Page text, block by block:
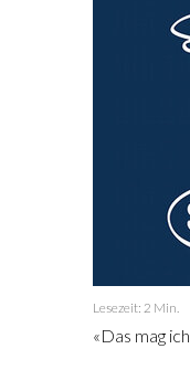
Lesezeit: 2 Min.
«Das mag